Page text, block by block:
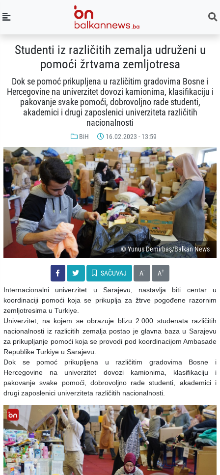
Studenti iz različitih zemalja udruženi u
pomoći žrtvama zemljotresa
Dok se pomoć prikupljena u različitim gradovima Bosne i
Hercegovine na univerzitet dovozi kamionima, klasifikaciju i
pakovanje svake pomoći, dobrovoljno rade studenti,
akademici i drugi zaposlenici univerziteta različitih
nacionalnosti
BiH 16.02.2023 - 13:59
© Yunus Demirbaş/Balkan News
SAČUVAJ A- A+
Internacionalni univerzitet u Sarajevu, nastavlja biti centar u
koordinaciji pomoći koja se prikuplja za žtrve pogođene razornim
zemljotresima u Turkiye.
Univerzitet, na kojem se obrazuje blizu 2.000 studenata različitih
nacionalnosti iz razlicitih zemalja postao je glavna baza u Sarajevu
za prikupljanje pomoći koja se provodi pod koordinacijom Ambasade
Republike Turkiye u Sarajevu.
Dok se pomoć prikupljena u različitim gradovima Bosne i
Hercegovine na univerzitet dovozi kamionima, klasifikaciju i
pakovanje svake pomoći, dobrovoljno rade studenti, akademici i
drugi zaposlenici univerziteta različitih nacionalnosti.